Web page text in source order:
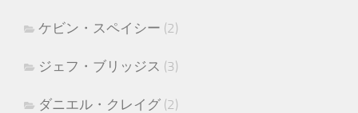
ケビン・スペイシー (2)
ジェフ・ブリッジス (3)
ダニエル・クレイグ (2)